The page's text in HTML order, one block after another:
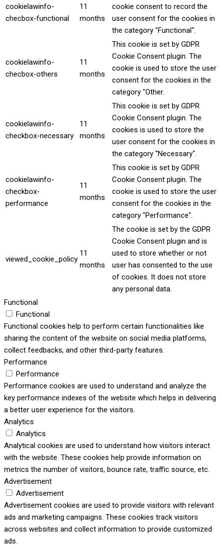
cookielawinfo-
checbox-functional
11
months
cookie consent to record the
user consent for the cookies in
the category "Functional".
cookielawinfo-
checbox-others
11
months
This cookie is set by GDPR
Cookie Consent plugin. The
cookie is used to store the user
consent for the cookies in the
category "Other.
cookielawinfo-
checkbox-necessary
11
months
This cookie is set by GDPR
Cookie Consent plugin. The
cookies is used to store the
user consent for the cookies in
the category "Necessary".
cookielawinfo-
checkbox-
performance
11
months
This cookie is set by GDPR
Cookie Consent plugin. The
cookie is used to store the user
consent for the cookies in the
category "Performance".
viewed_cookie_policy
11
months
The cookie is set by the GDPR
Cookie Consent plugin and is
used to store whether or not
user has consented to the use
of cookies. It does not store
any personal data.
Functional
Functional
Functional cookies help to perform certain functionalities like
sharing the content of the website on social media platforms,
collect feedbacks, and other third-party features.
Performance
Performance
Performance cookies are used to understand and analyze the
key performance indexes of the website which helps in delivering
a better user experience for the visitors.
Analytics
Analytics
Analytical cookies are used to understand how visitors interact
with the website. These cookies help provide information on
metrics the number of visitors, bounce rate, traffic source, etc.
Advertisement
Advertisement
Advertisement cookies are used to provide visitors with relevant
ads and marketing campaigns. These cookies track visitors
across websites and collect information to provide customized
ads.